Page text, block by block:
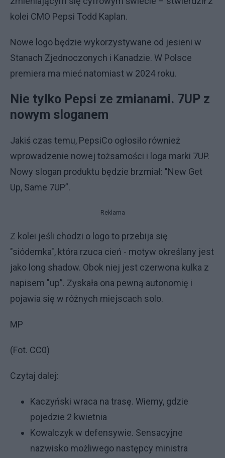
kolei CMO Pepsi Todd Kaplan.
Nowe logo będzie wykorzystywane od jesieni w
Stanach Zjednoczonych i Kanadzie. W Polsce
premiera ma mieć natomiast w 2024 roku.
Nie tylko Pepsi ze zmianami. 7UP z
nowym sloganem
Jakiś czas temu, PepsiCo ogłosiło również
wprowadzenie nowej tożsamości i loga marki 7UP.
Nowy slogan produktu będzie brzmiał: "New Get
Up, Same 7UP”.
Reklama
Z kolei jeśli chodzi o logo to przebija się
"siódemka", która rzuca cień - motyw określany jest
jako long shadow. Obok niej jest czerwona kulka z
napisem "up”. Zyskała ona pewną autonomię i
pojawia się w różnych miejscach solo.
MP
(Fot. CC0)
Czytaj dalej:
Kaczyński wraca na trasę. Wiemy, gdzie
pojedzie 2 kwietnia
Kowalczyk w defensywie. Sensacyjne
nazwisko możliwego następcy ministra